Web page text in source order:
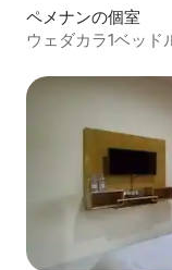
ペメナンの個室
ウェダカラ1ベッド